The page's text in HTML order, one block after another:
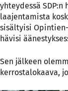
yhteydessä
laajentamista
sisältyisi
hävisi
Sen jälkeen
kerrostalokaava,